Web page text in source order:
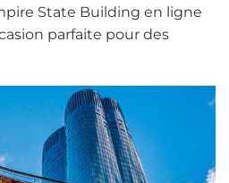
State Building en ligne
parfaite pour des